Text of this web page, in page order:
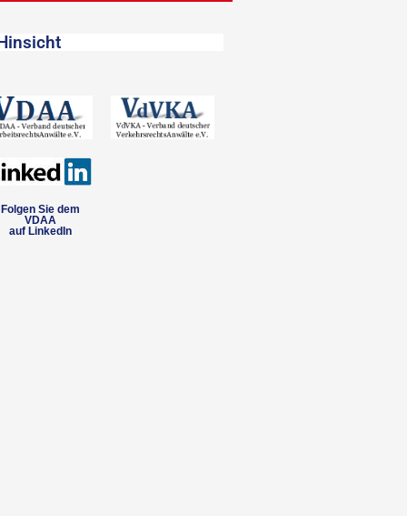
Folgen Sie dem
VDAA
auf LinkedIn